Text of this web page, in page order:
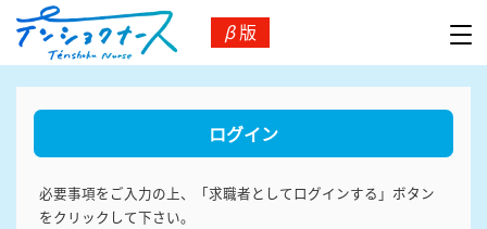
β版
ログイン
必要事項をご入力の上、「求職者としてログインする」ボタン
をクリックして下さい。